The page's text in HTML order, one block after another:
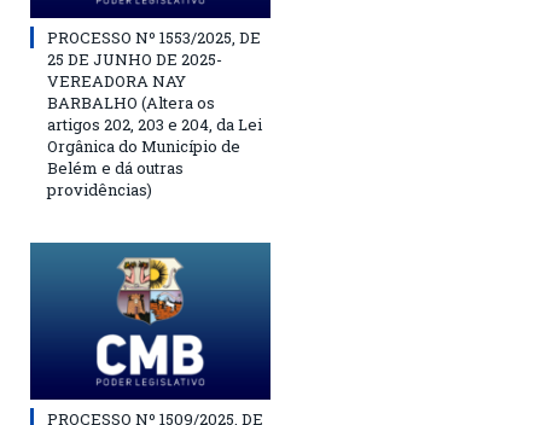
PROCESSO Nº 1553/2025, DE
25 DE JUNHO DE 2025-
VEREADORA NAY
BARBALHO (Altera os
artigos 202, 203 e 204, da Lei
Orgânica do Município de
Belém e dá outras
providências)
PROCESSO Nº 1509/2025, DE